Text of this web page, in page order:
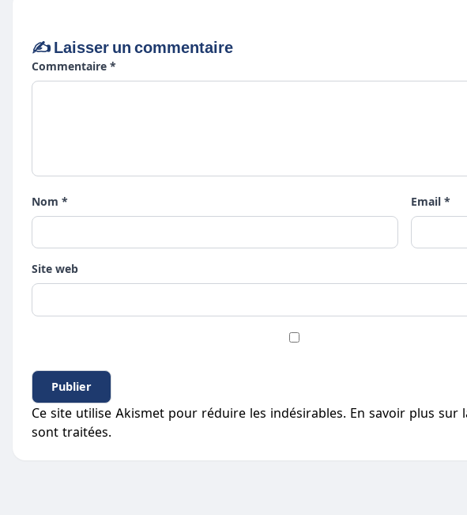
✍️ Laisser un commentaire
Commentaire *
Nom * Email *
Site web
Ce site utilise Akismet pour réduire les indésirables. En savoir plus sur
sont traitées.